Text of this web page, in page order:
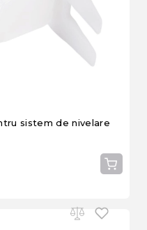
sistem de nivelare